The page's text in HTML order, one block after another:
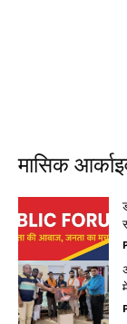
मासिक